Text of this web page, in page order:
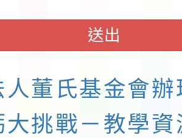
送出
人董氏基金會
大挑戰－教學